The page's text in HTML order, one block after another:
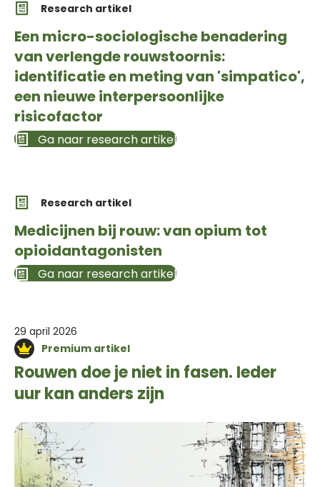
Research artikel
Een micro-sociologische benadering
van verlengde rouwstoornis:
identificatie en meting van 'simpatico',
een nieuwe interpersoonlijke
risicofactor
Ga naar research artikel
Research artikel
Medicijnen bij rouw: van opium tot
opioidantagonisten
Ga naar research artikel
29 april 2026
Premium artikel
Rouwen doe je niet in fasen. Ieder
uur kan anders zijn